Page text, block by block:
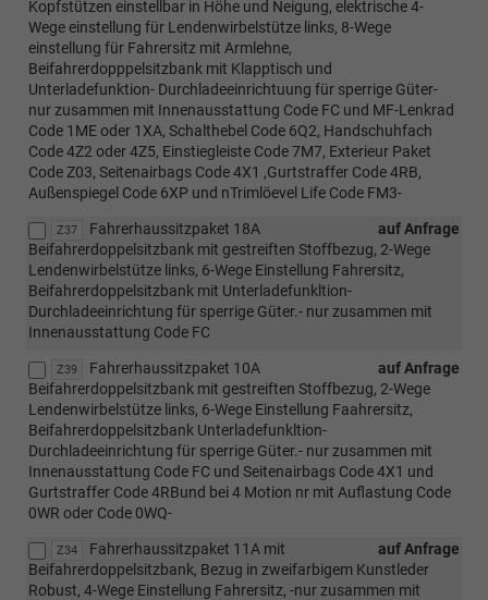
Kopfstützen einstellbar in Höhe und Neigung, elektrische 4-
Wege einstellung für Lendenwirbelstütze links, 8-Wege
einstellung für Fahrersitz mit Armlehne,
Beifahrerdopppelsitzbank mit Klapptisch und
Unterladefunktion- Durchladeeinrichtuung für sperrige Güter-
nur zusammen mit Innenausstattung Code FC und MF-Lenkrad
Code 1ME oder 1XA, Schalthebel Code 6Q2, Handschuhfach
Code 4Z2 oder 4Z5, Einstiegleiste Code 7M7, Exterieur Paket
Code Z03, Seitenairbags Code 4X1 ,Gurtstraffer Code 4RB,
Außenspiegel Code 6XP und nTrimlöevel Life Code FM3-
Z37 auf Anfrage
Fahrerhaussitzpaket 18A
Beifahrerdoppelsitzbank mit gestreiften Stoffbezug, 2-Wege
Lendenwirbelstütze links, 6-Wege Einstellung Fahrersitz,
Beifahrerdoppelsitzbank mit Unterladefunkltion-
Durchladeeinrichtung für sperrige Güter.- nur zusammen mit
Innenausstattung Code FC
Z39 auf Anfrage
Fahrerhaussitzpaket 10A
Beifahrerdoppelsitzbank mit gestreiften Stoffbezug, 2-Wege
Lendenwirbelstütze links, 6-Wege Einstellung Faahrersitz,
Beifahrerdoppelsitzbank Unterladefunkltion-
Durchladeeinrichtung für sperrige Güter.- nur zusammen mit
Innenausstattung Code FC und Seitenairbags Code 4X1 und
Gurtstraffer Code 4RBund bei 4 Motion nr mit Auflastung Code
0WR oder Code 0WQ-
Z34 auf Anfrage
Fahrerhaussitzpaket 11A mit
Beifahrerdoppelsitzbank, Bezug in zweifarbigem Kunstleder
Robust, 4-Wege Einstellung Fahrersitz, -nur zusammen mit